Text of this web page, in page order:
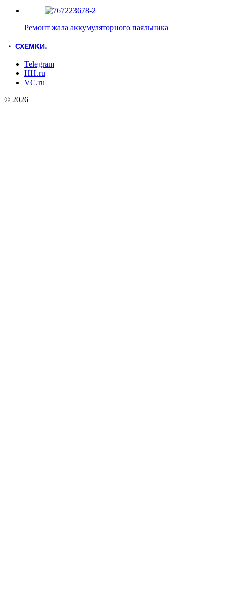
Ремонт жала аккумуляторного паяльника
СХЕМКИ.
Telegram
HH.ru
VC.ru
© 2026